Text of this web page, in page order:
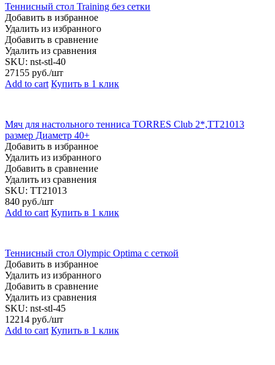
Теннисный стол Training без сетки
Добавить в избранное
Удалить из избранного
Добавить в сравнение
Удалить из сравнения
SKU: nst-stl-40
27155 руб./шт
Add to cart Купить в 1 клик
Мяч для настольного тенниса TORRES Club 2*,TT21013
размер Диаметр 40+
Добавить в избранное
Удалить из избранного
Добавить в сравнение
Удалить из сравнения
SKU: TT21013
840 руб./шт
Add to cart Купить в 1 клик
Теннисный стол Olympic Optima с сеткой
Добавить в избранное
Удалить из избранного
Добавить в сравнение
Удалить из сравнения
SKU: nst-stl-45
12214 руб./шт
Add to cart Купить в 1 клик